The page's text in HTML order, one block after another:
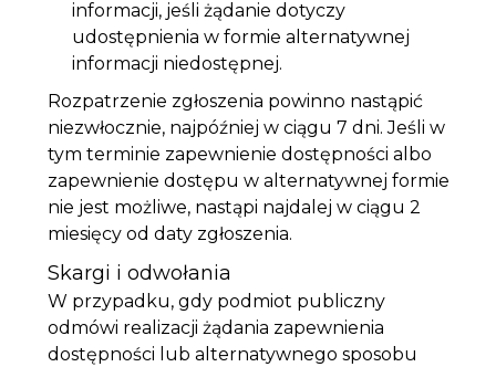
informacji, jeśli żądanie dotyczy
udostępnienia w formie alternatywnej
informacji niedostępnej.
Rozpatrzenie zgłoszenia powinno nastąpić
niezwłocznie, najpóźniej w ciągu 7 dni. Jeśli w
tym terminie zapewnienie dostępności albo
zapewnienie dostępu w alternatywnej formie
nie jest możliwe, nastąpi najdalej w ciągu 2
miesięcy od daty zgłoszenia.
Skargi i odwołania
W przypadku, gdy podmiot publiczny
odmówi realizacji żądania zapewnienia
dostępności lub alternatywnego sposobu